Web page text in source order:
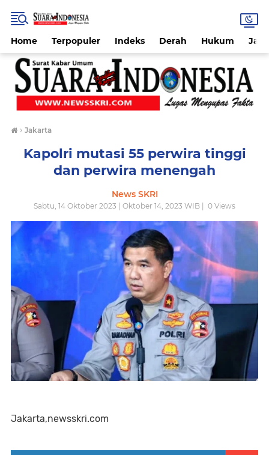
Home Terpopuler Indeks Derah Hukum
› Jakarta
Kapolri mutasi 55 perwira tinggi
dan perwira menengah
News SKRI
Sabtu, 14 Oktober 2023 | Oktober 14, 2023 WIB | 0 Views
Jakarta,newsskri.com